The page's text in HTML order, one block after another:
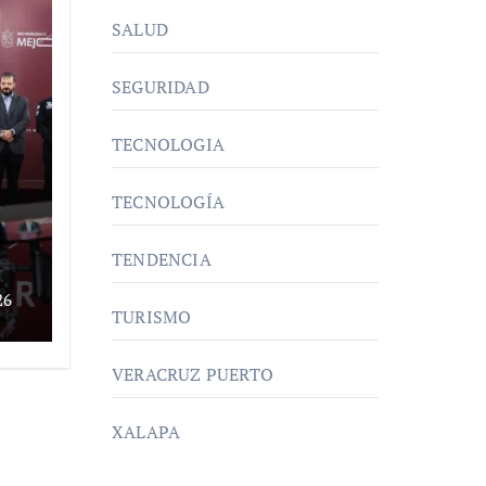
SALUD
SEGURIDAD
TECNOLOGIA
TECNOLOGÍA
TENDENCIA
TURISMO
VERACRUZ PUERTO
XALAPA